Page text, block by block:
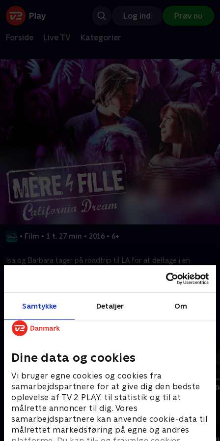
Samtykke Detaljer Om
Dine data og cookies
Vi bruger egne cookies og cookies fra
samarbejdspartnere for at give dig den bedste
oplevelse af TV 2 PLAY, til statistik og til at
målrette annoncer til dig. Vores
samarbejdspartnere kan anvende cookie-data til
målrettet markedsføring på egne og andres
Log ind Prøv nu
Forside Live TV Kategorier
• Film • 1 t. 27 min • 2016 • 6+
Isa og Barbara tager på roadtrip til LA for at deltage i en
Mere indhold fra Disney+